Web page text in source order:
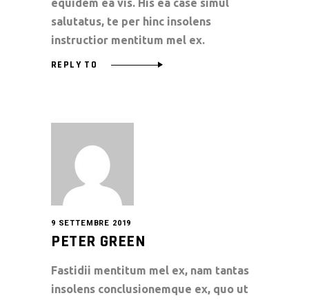
equidem ea vis. His ea case simul
salutatus, te per hinc insolens
instructior mentitum mel ex.
REPLY TO
9 SETTEMBRE 2019
PETER GREEN
Fastidii mentitum mel ex, nam tantas
insolens conclusionemque ex, quo ut